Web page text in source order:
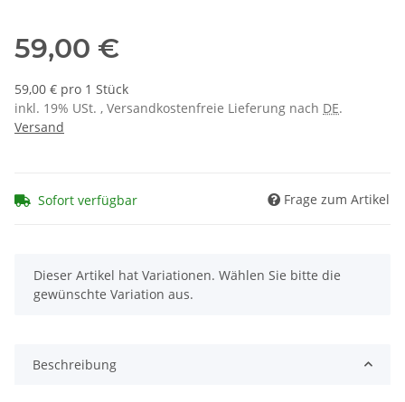
59,00 €
59,00 € pro 1 Stück
inkl. 19% USt. , Versandkostenfreie Lieferung nach DE.
Versand
Sofort verfügbar Frage zum Artikel
x
Dieser Artikel hat Variationen. Wählen Sie bitte die
gewünschte Variation aus.
Beschreibung